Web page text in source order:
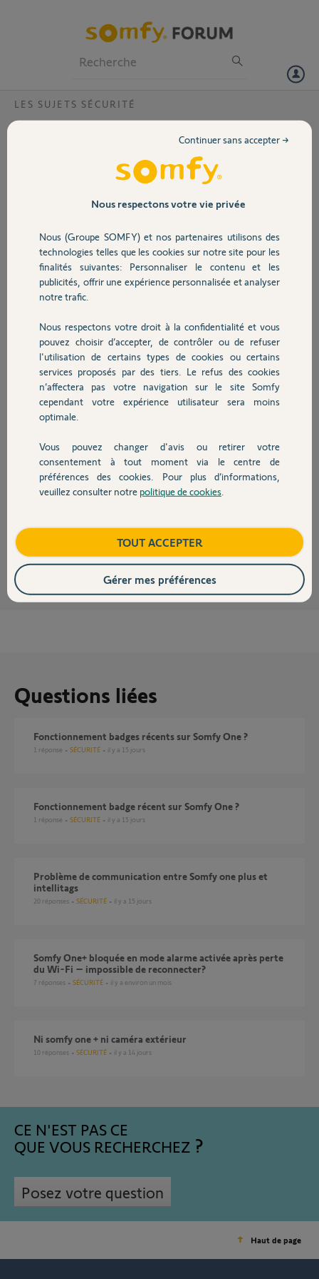
Volet
Sécurité
Domotique
Chauffage
Autres produits
Devis avec un pro
Contact
LES SUJETS SÉCURITÉ
Bonjour, j ai deconnecté par erreur ma sonfy one plis de ma page
somfy protect. Depuis impossibme de la reconnecter. Je fais le code
barre, ça bippe et apres on me dit qu il faut me connecter sur somfy
by îlo!! Moi j ai somfy protect et somfy tahoma classic.
Comment faire pour la reactiver et qu elle apparaisse sir mon compte
Merci, Celine
Celine G.
il y a presque 4 ans
Participer au fil de discussion
Réponses
Bonjour Celine,
Veuillez nous faire parvenir l'adresse MAC de votre ONE+.
FAQ Somfy Protect : Comment trouver l’adresse MAC de mon
équipement d'alarme ?
il y a presque 4 ans
Questions liées
Fonctionnement badges récents sur Somfy One ?
1 réponse SÉCURITÉ il y a 15 jours
Fonctionnement badge récent sur Somfy One ?
1 réponse SÉCURITÉ il y a 15 jours
Problème de communication entre Somfy one plus et
intellitags
20 réponses SÉCURITÉ il y a 15 jours
Somfy One+ bloquée en mode alarme activée après perte
du Wi-Fi – impossible de reconnecter?
7 réponses SÉCURITÉ il y a environ un mois
Ni somfy one + ni caméra extérieur
10 réponses SÉCURITÉ il y a 14 jours
CE N'EST PAS CE
QUE VOUS RECHERCHEZ
Posez votre question
Haut de page
Nous respectons votre vie privée
Nous (Groupe SOMFY) et nos partenaires utilisons des
technologies telles que les cookies sur notre site pour les
finalités suivantes: Personnaliser le contenu et les
publicités, offrir une expérience personnalisée et analyser
notre trafic.
Nous respectons votre droit à la confidentialité et vous
pouvez choisir d’accepter, de contrôler ou de refuser
l'utilisation de certains types de cookies ou certains
services proposés par des tiers. Le refus des cookies
n’affectera pas votre navigation sur le site Somfy
cependant votre expérience utilisateur sera moins
optimale.
Vous pouvez changer d'avis ou retirer votre
consentement à tout moment via le centre de
préférences des cookies. Pour plus d’informations,
veuillez consulter notre politique de cookies
Continuer sans accepter →
TOUT ACCEPTER
Gérer mes préférences